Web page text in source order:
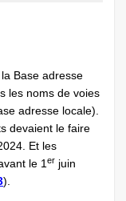
Base adresse
les noms de voies
adresse locale).
devaient le faire
Et les
le 1er juin
).